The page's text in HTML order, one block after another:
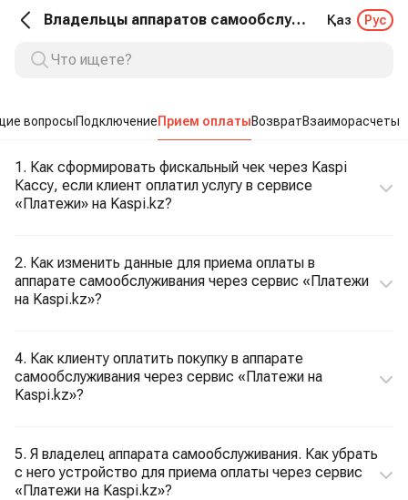
Владельцы аппаратов самообслуживания. Прием оплаты Қаз Рус
вопросыПодключениеПрием оплатыВозвратВзаиморасчеты
1. Как сформировать фискальный чек через Kaspi
Кассу, если клиент оплатил услугу в сервисе
«Платежи» на Kaspi.kz?
2. Как изменить данные для приема оплаты в
аппарате самообслуживания через сервис «Платежи
на Kaspi.kz»?
4. Как клиенту оплатить покупку в аппарате
самообслуживания через сервис «Платежи на
Kaspi.kz»?
5. Я владелец аппарата самообслуживания. Как убрать
с него устройство для приема оплаты через сервис
«Платежи на Kaspi.kz»?